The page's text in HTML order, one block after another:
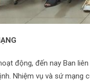
động, đến nay Ban
Nhiệm vụ và sứ mạng